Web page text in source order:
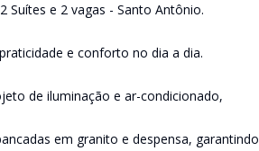
Suítes e 2 vagas - Santo Antônio.
e conforto no dia a dia.
de iluminação e ar-condicionado,
em granito e despensa, garantindo